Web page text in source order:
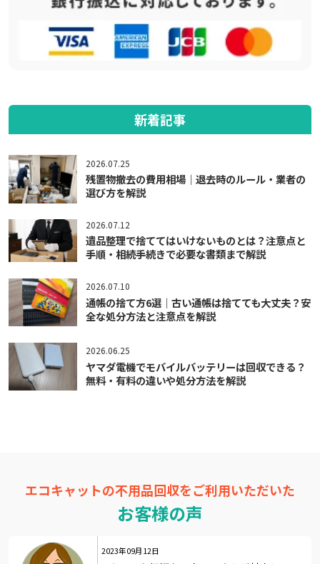
新着記事
2026.07.25
残置物撤去の費用相場｜退去時のルール・業者の
選び方を解説
2026.07.12
遺品整理で捨ててはいけないものとは？注意点と
手順・相続手続きで必要な書類まで解説
2026.07.10
通帳の捨て方6選｜古い通帳は捨てても大丈夫？安
全な処分方法と注意点を解説
2026.06.25
ヤマダ電機でモバイルバッテリーは回収できる？
無料・有料の違いや処分方法を解説
エコキャットの不用品回収をご利用いただいた
お客様の声
2023年09月12日